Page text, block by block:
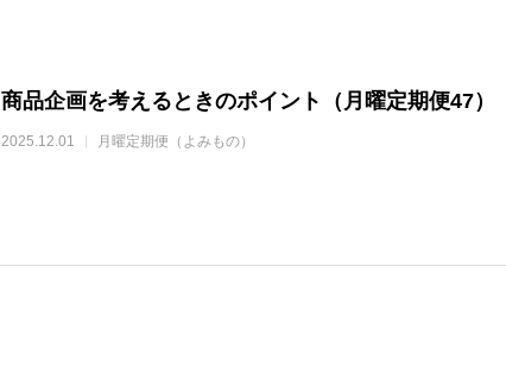
商品企画を考えるときのポイント（月曜定期便47）
2025.12.01 月曜定期便（よみもの）